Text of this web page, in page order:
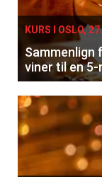
KURS I OSLO,
Sammenlign
viner til en